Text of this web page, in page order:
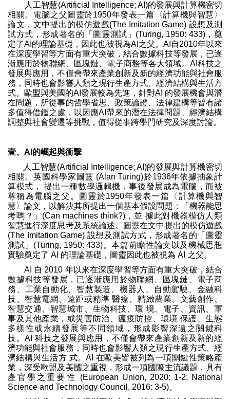
人工智慧(Artificial Intelligence; AI)的發展與計算機密切
相關。電腦之父圖靈於1950年發表一篇〈計算機與智慧〉
論文，文中提出的模仿遊戲(The Imitation Game) 設想及測
試方式，形成著名的「圖靈測試」(Turing, 1950: 433)，奠
定了AI的理論基礎，因此也被視為AI之父。AI自2010年以來
在深度學習等方面有重大突破，結合數據科技等發展，已逐
漸應用於物聯網、區塊鏈、電子商務等各大領域。AI科技之
發展與應用，不僅會帶來產業創新及新的經濟功能與社會服
務，同時也會影響人類之現行生產方式、經濟結構與生活方
式。歐盟與美國的AI發展較為先進，針對AI 的發展機會與潛
在問題，所從事的哲學省思、政策論證、法律建構等皆有諸
多值得借鑑之處，以因應AI帶來的潛在法律問題、經濟結構
調整與社會變遷等挑戰，值得從事跨學門研究及深度討論。
壹、 AI 的崛起與衝擊
人工智慧(Artificial Intelligence; AI)的發展與計算機密切
相關。英國科學家圖靈 (Alan Turing)於1936年依據抽象計
算模式， 提出一種數學邏輯機，事後發展成為電腦，而被
尊稱為電腦之父。圖靈於1950年發表一篇〈計算機與智
慧〉論文，以解決其所提出一個基本假設問題：「機器能思
考嗎？」(Can machines think?)，並 據此對機器模仿人類
智慧進行深度思考及系統論述。圖靈在文中提出的模仿遊戲
(The Imitation Game) 設想及測試方式，形成著名的「圖靈
測試」(Turing, 1950: 433)。本篇前瞻性論文以及機械思想
實驗奠定了 AI 的理論基礎，圖靈因此也被視為 AI 之父。
AI 自 2010 年以來在深度學習等方面有重大突破，結合
數據科技等發展，已逐漸應用於物聯網、區塊鏈、電子商
務、工業自動化、智慧製造、機器人、自動駕駛、金融科
技、智慧電網、遠距或精準 醫療、精緻農業、文藝創作、
智慧交通、智慧城市、生物科技、環 境、電子、資訊、軍
事及其他產業，或災害防治、瘟疫防控、環境 保護、生態
多樣性或永續發展等不同領域，形成影響深遠之關鍵科
技。AI 科技之發展與應用，不僅會帶來產業創新及新的經
濟功能與社會服務，同時也會影響人類之現行生產方式、經
濟結構與生活方 式。AI 在歐美皆被列為一項關鍵性策略產
業，深受歐盟及美國之重視，形成一項國際主流議題，具有
產官學之重要性 (European Union, 2020: 1-2; National
Science and Technology Council, 2016: 3-5)。